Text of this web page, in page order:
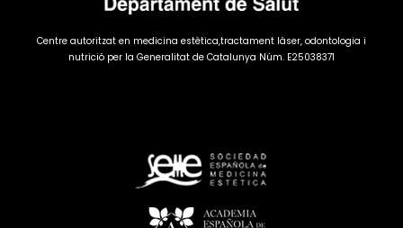
Centre autoritzat en medicina estètica,tractament làser, odontologia i
nutrició per la Generalitat de Catalunya Núm. E25038371